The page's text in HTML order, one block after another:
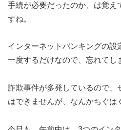
手続が必要だったのか、は覚え
すね。
インターネットバンキングの設
一度するだけなので、忘れてし
詐欺事件が多発しているので、
はできませんが、なんかちぐは